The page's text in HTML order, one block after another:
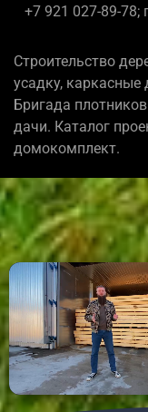
+7 921 027-89-78;
Строительство
усадку,
Бригада
дачи. Каталог
домокомплект.